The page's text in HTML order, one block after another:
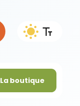
La boutique